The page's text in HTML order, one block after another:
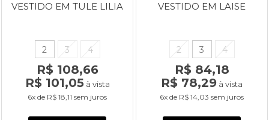
VESTIDO EM TULE LILIA
2 3 4
R$ 108,66
R$ 101,05 à vista
6x de R$ 18,11 sem juros
VESTIDO EM LAISE
2 3 4
R$ 84,18
R$ 78,29 à vista
6x de R$ 14,03 sem juros